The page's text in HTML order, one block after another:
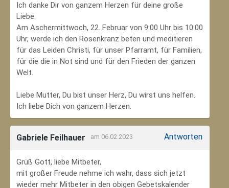
Ich danke Dir von ganzem Herzen für deine große
Liebe.
Am Aschermittwoch, 22. Februar von 9:00 Uhr bis 10:00
Uhr, werde ich den Rosenkranz beten und meditieren
für das Leiden Christi, für unser Pfarramt, für Familien,
für die die in Not sind und für den Frieden der ganzen
Welt.
Liebe Mutter, Du bist unser Herz, Du wirst uns helfen.
Ich liebe Dich von ganzem Herzen.
Gabriele Feilhauer am 06.02.2023 Antworten
Grüß Gott, liebe Mitbeter,
mit großer Freude nehme ich wahr, dass sich jetzt
wieder mehr Mitbeter in den obigen Gebetskalender